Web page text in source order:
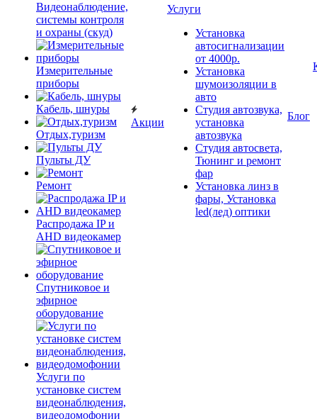
Видеонаблюдение,
системы контроля
и охраны (скуд)
Измерительные
приборы
Кабель, шнуры
Отдых,туризм
Пульты ДУ
Ремонт
Распродажа IP и
AHD видеокамер
Спутниковое и
эфирное
оборудование
Услуги по
установке систем
видеонаблюдения,
видеодомофонии
Акции
Услуги
Установка
автосигнализации
от 4000р.
Установка
шумоизоляции в
авто
Студия автозвука,
установка
автозвука
Студия автосвета,
Тюнинг и ремонт
фар
Установка линз в
фары, Установка
led(лед) оптики
Блог